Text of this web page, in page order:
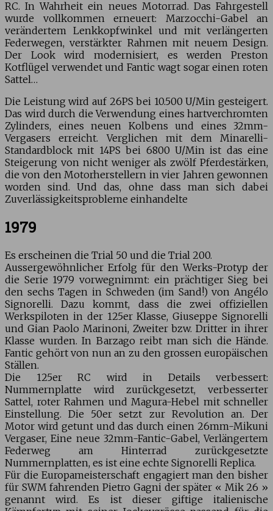
RC. In Wahrheit ein neues Motorrad. Das Fahrgestell
wurde vollkommen erneuert: Marzocchi-Gabel an
verändertem Lenkkopfwinkel und mit verlängerten
Federwegen, verstärkter Rahmen mit neuem Design.
Der Look wird modernisiert, es werden Preston
Kotflügel verwendet und Fantic wagt sogar einen roten
Sattel…
Die Leistung wird auf 26PS bei 10.500 U/Min gesteigert.
Das wird durch die Verwendung eines hartverchromten
Zylinders, eines neuen Kolbens und eines 32mm-
Vergasers erreicht. Verglichen mit dem Minarelli-
Standardblock mit 14PS bei 6800 U/Min ist das eine
Steigerung von nicht weniger als zwölf Pferdestärken,
die von den Motorherstellern in vier Jahren gewonnen
worden sind. Und das, ohne dass man sich dabei
Zuverlässigkeitsprobleme einhandelte
1979
Es erscheinen die Trial 50 und die Trial 200.
Aussergewöhnlicher Erfolg für den Werks-Protyp der
die Serie 1979 vorwegnimmt: ein prächtiger Sieg bei
den sechs Tagen in Schweden (im Sand!) von Angélo
Signorelli. Dazu kommt, dass die zwei offiziellen
Werkspiloten in der 125er Klasse, Giuseppe Signorelli
und Gian Paolo Marinoni, Zweiter bzw. Dritter in ihrer
Klasse wurden. In Barzago reibt man sich die Hände.
Fantic gehört von nun an zu den grossen europäischen
Ställen.
Die 125er RC wird in Details verbessert:
Nummernplatte wird zurückgesetzt, verbesserter
Sattel, roter Rahmen und Magura-Hebel mit schneller
Einstellung. Die 50er setzt zur Revolution an. Der
Motor wird getunt und das durch einen 26mm-Mikuni
Vergaser, Eine neue 32mm-Fantic-Gabel, Verlängertem
Federweg am Hinterrad zurückgesetzte
Nummernplatten, es ist eine echte Signorelli Replica.
Für die Europameisterschaft engagiert man den bisher
für SWM fahrenden Pietro Gagni der später « Mik 26 »
genannt wird. Es ist dieser giftige italienische